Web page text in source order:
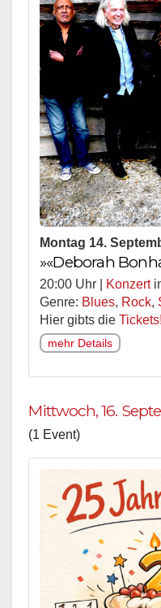
Montag 14.
»«Deborah
20:00 Uhr | Konzert
Genre: Blues, Rock,
Hier gibts die Tickets!
mehr Details
Mittwoch, 16.
(1 Event)